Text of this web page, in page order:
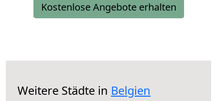
Kostenlose Angebote erhalten
Weitere Städte in Belgien